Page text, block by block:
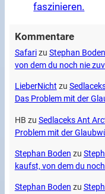
faszinieren.
Kommentare
Safarizu Stephan
von dem du noch nie
LieberNicht zu
Das Problem mit der
HB zu Sedlaceks Ant
Problem mit der
Stephan Boden zu
kaufst, von dem du
Stephan Boden zu